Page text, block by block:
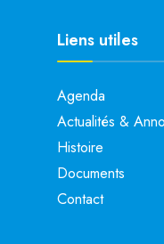
Liens utiles
Agenda
Actualités &
Histoire
Documents
Contact